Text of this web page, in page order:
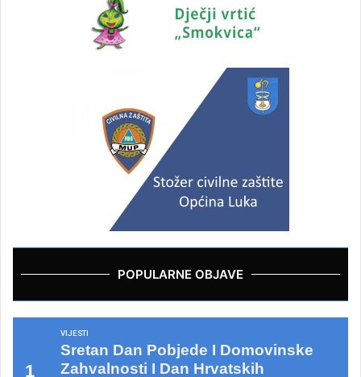
POPULARNE OBJAVE
VIJESTI
Sretan Dan Pobjede I Domovinske
Zahvalnosti I Dan Hrvatskih